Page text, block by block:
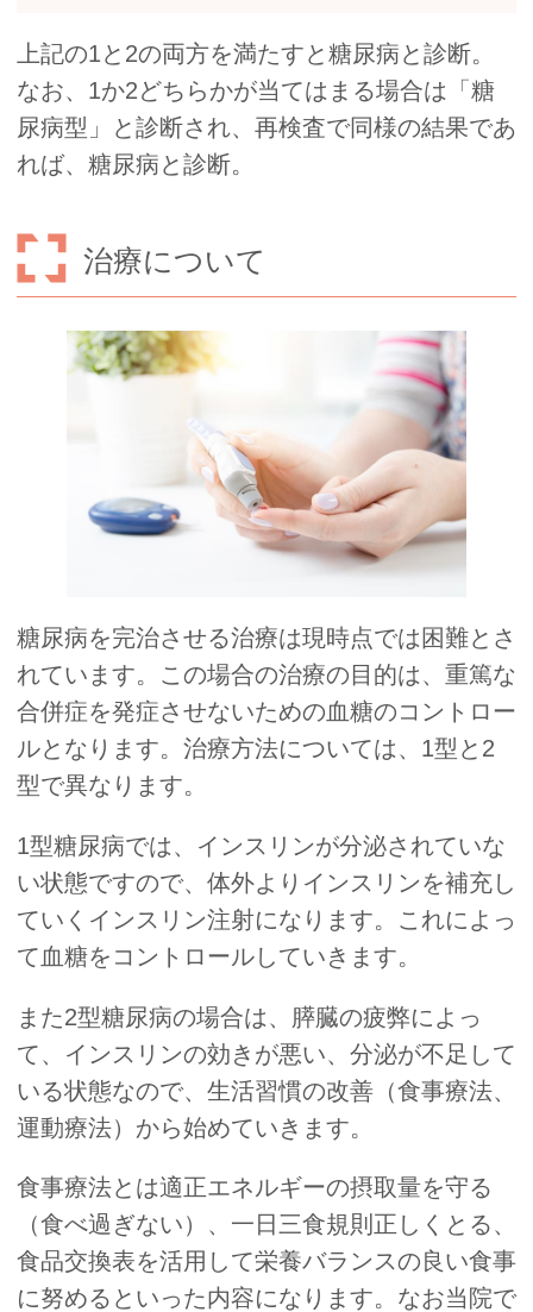
上記の1と2の両方を満たすと糖尿病と診断。
なお、1か2どちらかが当てはまる場合は「糖
尿病型」と診断され、再検査で同様の結果であ
れば、糖尿病と診断。
治療について
糖尿病を完治させる治療は現時点では困難とさ
れています。この場合の治療の目的は、重篤な
合併症を発症させないための血糖のコントロー
ルとなります。治療方法については、1型と2
型で異なります。
1型糖尿病では、インスリンが分泌されていな
い状態ですので、体外よりインスリンを補充し
ていくインスリン注射になります。これによっ
て血糖をコントロールしていきます。
また2型糖尿病の場合は、膵臓の疲弊によっ
て、インスリンの効きが悪い、分泌が不足して
いる状態なので、生活習慣の改善（食事療法、
運動療法）から始めていきます。
食事療法とは適正エネルギーの摂取量を守る
（食べ過ぎない）、一日三食規則正しくとる、
食品交換表を活用して栄養バランスの良い食事
に努めるといった内容になります。なお当院で